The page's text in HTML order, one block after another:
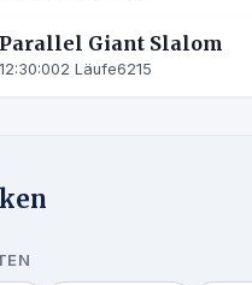
Parallel Giant Slalom
12:30:002 Läufe6215